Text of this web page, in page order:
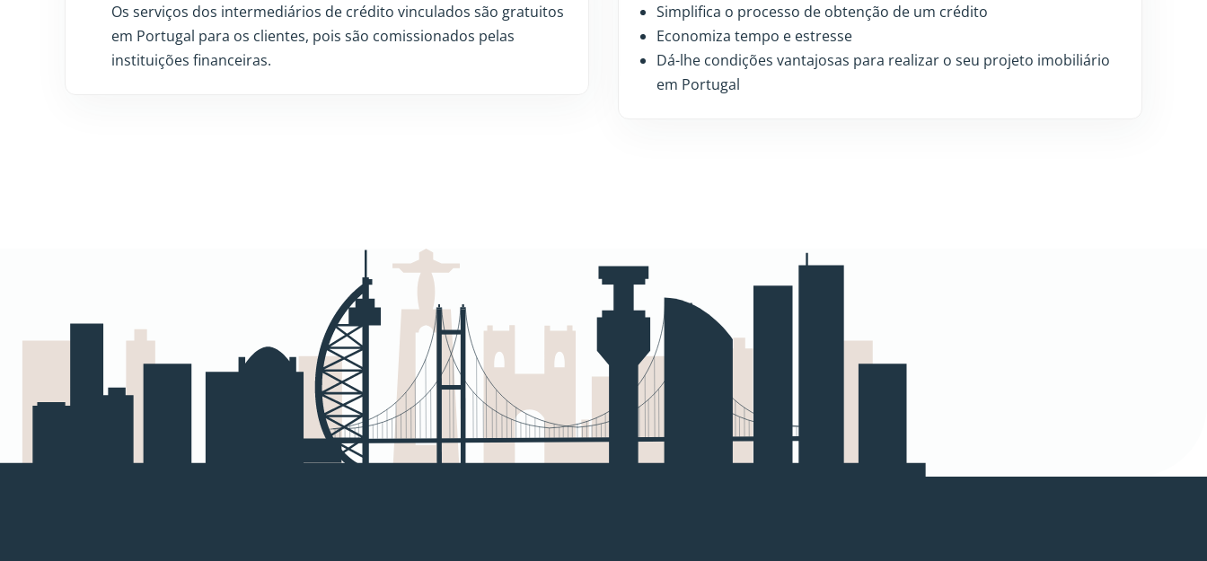
Os serviços dos intermediários de crédito vinculados são gratuitos
em Portugal para os clientes, pois são comissionados pelas
instituições financeiras.
Simplifica o processo de obtenção de um crédito
Economiza tempo e estresse
Dá-lhe condições vantajosas para realizar o seu projeto imobiliário
em Portugal